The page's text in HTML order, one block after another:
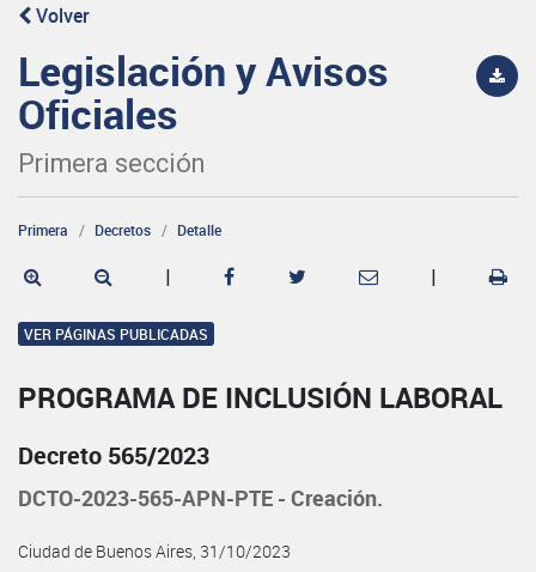
Volver
Legislación y Avisos
Oficiales
Primera sección
Primera Decretos Detalle
| |
VER PÁGINAS PUBLICADAS
PROGRAMA DE INCLUSIÓN LABORAL
Decreto 565/2023
DCTO-2023-565-APN-PTE - Creación.
Ciudad de Buenos Aires, 31/10/2023